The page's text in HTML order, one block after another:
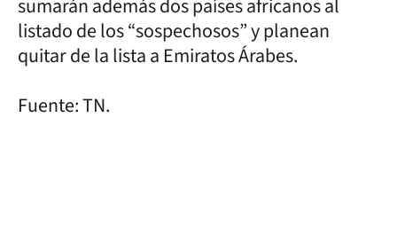
sumarán además dos países africanos al
listado de los “sospechosos” y planean
quitar de la lista a Emiratos Árabes.
Fuente: TN.